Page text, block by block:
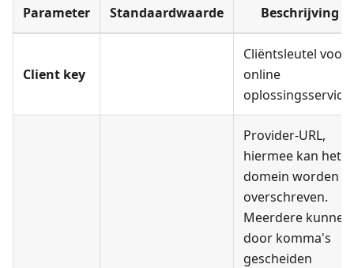
Parameter Standaardwaarde Beschrijving
Client key
Cliëntsleutel voor
online
Provider-URL,
hiermee kan het
domein worden
overschreven.
Meerdere kunnen
door komma's
gescheiden